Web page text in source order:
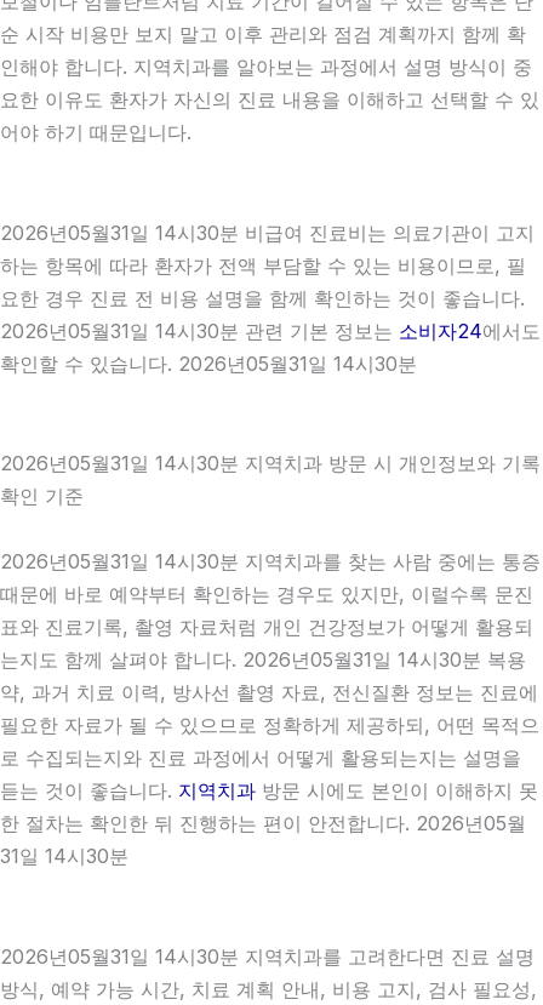
순 시작 비용만 보지 말고 이후 관리와 점검 계획까지 함께 확
인해야 합니다. 지역치과를 알아보는 과정에서 설명 방식이 중
요한 이유도 환자가 자신의 진료 내용을 이해하고 선택할 수 있
어야 하기 때문입니다.
2026년05월31일 14시30분 비급여 진료비는 의료기관이 고지
하는 항목에 따라 환자가 전액 부담할 수 있는 비용이므로, 필
요한 경우 진료 전 비용 설명을 함께 확인하는 것이 좋습니다.
2026년05월31일 14시30분 관련 기본 정보는 소비자24에서도
확인할 수 있습니다. 2026년05월31일 14시30분
2026년05월31일 14시30분 지역치과 방문 시 개인정보와 기록
확인 기준
2026년05월31일 14시30분 지역치과를 찾는 사람 중에는 통증
때문에 바로 예약부터 확인하는 경우도 있지만, 이럴수록 문진
표와 진료기록, 촬영 자료처럼 개인 건강정보가 어떻게 활용되
는지도 함께 살펴야 합니다. 2026년05월31일 14시30분 복용
약, 과거 치료 이력, 방사선 촬영 자료, 전신질환 정보는 진료에
필요한 자료가 될 수 있으므로 정확하게 제공하되, 어떤 목적으
로 수집되는지와 진료 과정에서 어떻게 활용되는지는 설명을
듣는 것이 좋습니다. 지역치과 방문 시에도 본인이 이해하지 못
한 절차는 확인한 뒤 진행하는 편이 안전합니다. 2026년05월
31일 14시30분
2026년05월31일 14시30분 지역치과를 고려한다면 진료 설명
방식, 예약 가능 시간, 치료 계획 안내, 비용 고지, 검사 필요성,